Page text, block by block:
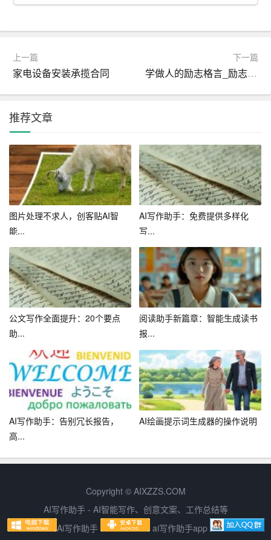
题目和要求，自动生成论文的提纲、正文等部分，节省研
2. 修改和完善论文：AI学术写作助手可以对研究者提交的
论文进行语法、逻辑、格式等方面的检查和修改，提高论
3. 辅助学术研究：AI学术写作助手可以通过对大量学术文
献的分析，为研究者提供研究现状、研究热点等方面的信
息，辅助学术研究。
4. 提高写作能力：对于研究者来说，使用AI学术写作助手
可以学习到更多的学术写作技巧和方法，提高自己的写作
能力。
四、结论
总之，AI学术写作助手作为一种新型的人工智能工具，具
有高效、准确、灵活等特点，能够为研究者提供高质量的
学术论文写作服务，提高研究者的写作效率，辅助学术研
究。随着人工智能技术的不断发展，相信AI学术写作助手
将在未来的学术写作领域发挥越来越重要的作用。
上一篇
家电设备安装承揽合同
下一篇
学做人的励志格言_励志名言
推荐文章
图片处理不求人，创客贴AI智
能...
AI写作助手：免费提供多样化
写...
公文写作全面提升：20个要点
助...
阅读助手新篇章：智能生成读书
报...
AI写作助手：告别冗长报告，
高...
AI绘画提示词生成器的操作说明
Copyright © AIXZZS.COM
AI写作助手 - AI智能写作、创意文案、工作总结等
Ai写作助手
ai写作助手app